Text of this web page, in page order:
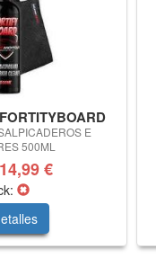
E
500ML
14,99 €